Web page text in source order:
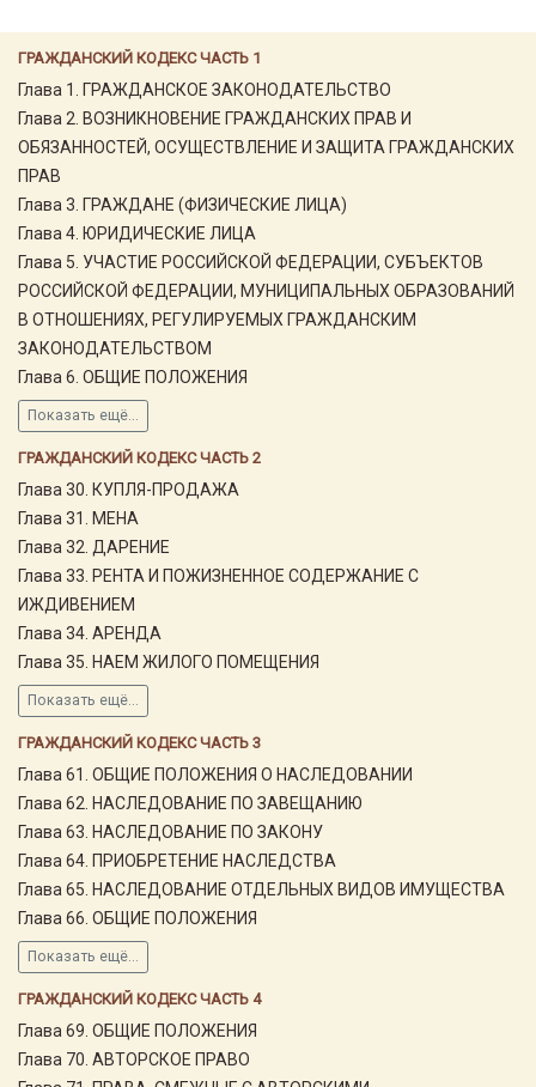
ГРАЖДАНСКИЙ КОДЕКС ЧАСТЬ 1
Глава 1. ГРАЖДАНСКОЕ ЗАКОНОДАТЕЛЬСТВО
Глава 2. ВОЗНИКНОВЕНИЕ ГРАЖДАНСКИХ ПРАВ И
ОБЯЗАННОСТЕЙ, ОСУЩЕСТВЛЕНИЕ И ЗАЩИТА ГРАЖДАНСКИХ
ПРАВ
Глава 3. ГРАЖДАНЕ (ФИЗИЧЕСКИЕ ЛИЦА)
Глава 4. ЮРИДИЧЕСКИЕ ЛИЦА
Глава 5. УЧАСТИЕ РОССИЙСКОЙ ФЕДЕРАЦИИ, СУБЪЕКТОВ
РОССИЙСКОЙ ФЕДЕРАЦИИ, МУНИЦИПАЛЬНЫХ ОБРАЗОВАНИЙ
В ОТНОШЕНИЯХ, РЕГУЛИРУЕМЫХ ГРАЖДАНСКИМ
ЗАКОНОДАТЕЛЬСТВОМ
Глава 6. ОБЩИЕ ПОЛОЖЕНИЯ
Показать ещё...
ГРАЖДАНСКИЙ КОДЕКС ЧАСТЬ 2
Глава 30. КУПЛЯ-ПРОДАЖА
Глава 31. МЕНА
Глава 32. ДАРЕНИЕ
Глава 33. РЕНТА И ПОЖИЗНЕННОЕ СОДЕРЖАНИЕ С
ИЖДИВЕНИЕМ
Глава 34. АРЕНДА
Глава 35. НАЕМ ЖИЛОГО ПОМЕЩЕНИЯ
Показать ещё...
ГРАЖДАНСКИЙ КОДЕКС ЧАСТЬ 3
Глава 61. ОБЩИЕ ПОЛОЖЕНИЯ О НАСЛЕДОВАНИИ
Глава 62. НАСЛЕДОВАНИЕ ПО ЗАВЕЩАНИЮ
Глава 63. НАСЛЕДОВАНИЕ ПО ЗАКОНУ
Глава 64. ПРИОБРЕТЕНИЕ НАСЛЕДСТВА
Глава 65. НАСЛЕДОВАНИЕ ОТДЕЛЬНЫХ ВИДОВ ИМУЩЕСТВА
Глава 66. ОБЩИЕ ПОЛОЖЕНИЯ
Показать ещё...
ГРАЖДАНСКИЙ КОДЕКС ЧАСТЬ 4
Глава 69. ОБЩИЕ ПОЛОЖЕНИЯ
Глава 70. АВТОРСКОЕ ПРАВО